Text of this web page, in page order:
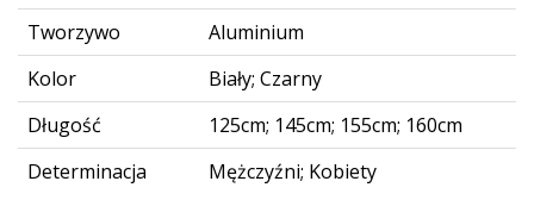
Tworzywo
Aluminium
Kolor
Biały; Czarny
Długość
125cm; 145cm; 155cm; 160cm
Determinacja
Mężczyźni; Kobiety